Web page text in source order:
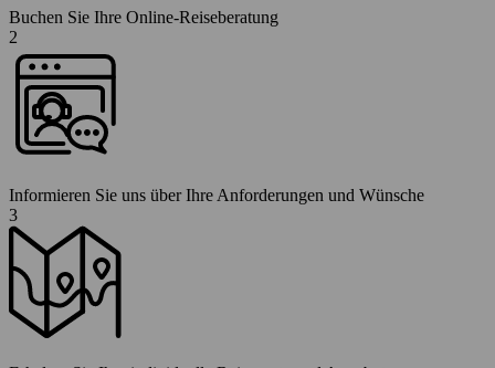
Buchen Sie Ihre Online-Reiseberatung
2
Informieren Sie uns über Ihre Anforderungen und Wünsche
3